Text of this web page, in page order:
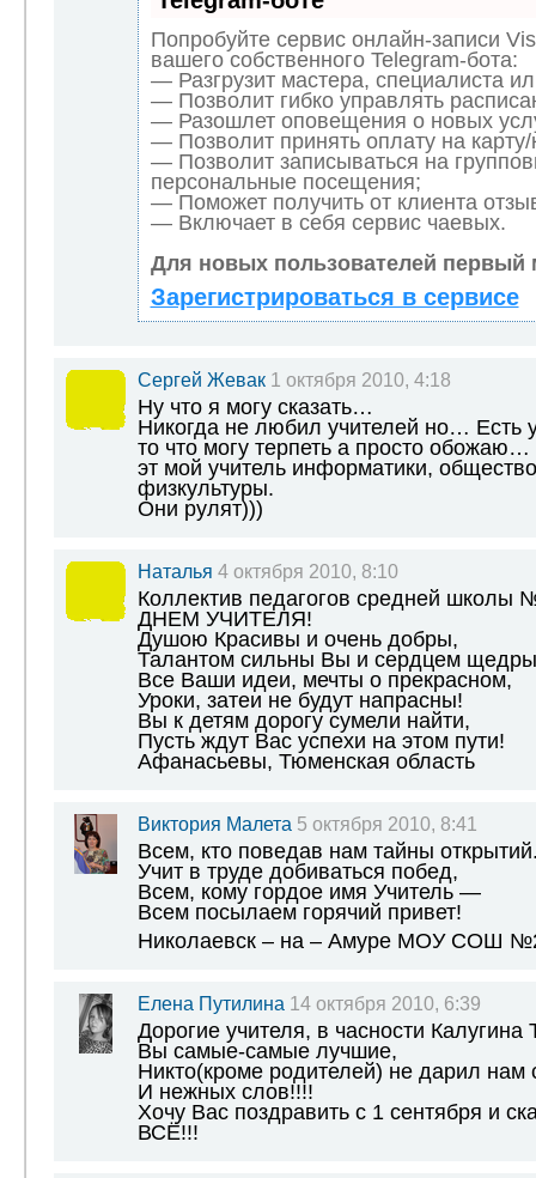
Попробуйте сервис онлайн-записи
вашего собственного Telegram-бота:
— Разгрузит мастера, специалиста
— Позволит гибко управлять
— Разошлет оповещения о новых
— Позволит принять оплату на карту/
— Позволит записываться на
персональные посещения;
— Поможет получить от клиента
— Включает в себя сервис чаевых.
Для новых пользователей первый
Зарегистрироваться в сервисе
Сергей Жевак 1 октября 2010, 4:18
Ну что я могу сказать…
Никогда не любил учителей но… Есть
то что могу терпеть а просто обожаю…
эт мой учитель информатики,
физкультуры.
Они рулят)))
Наталья 4 октября 2010, 8:10
Коллектив педагогов средней школы
ДНЕМ УЧИТЕЛЯ!
Душою Красивы и очень добры,
Талантом сильны Вы и сердцем
Все Ваши идеи, мечты о прекрасном,
Уроки, затеи не будут напрасны!
Вы к детям дорогу сумели найти,
Пусть ждут Вас успехи на этом пути!
Афанасьевы, Тюменская область
Виктория Малета 5 октября 2010, 8:41
Всем, кто поведав нам тайны
Учит в труде добиваться побед,
Всем, кому гордое имя Учитель —
Всем посылаем горячий привет!
Николаевск – на – Амуре МОУ СОШ
Елена Путилина 14 октября 2010, 6:39
Дорогие учителя, в часности
Вы самые-самые лучшие,
Никто(кроме родителей) не дарил нам
И нежных слов!!!!
Хочу Вас поздравить с 1 сентября и
ВСЁ!!!